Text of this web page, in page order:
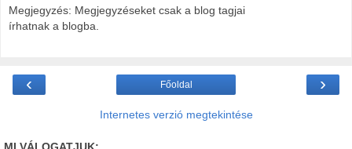
Megjegyzés: Megjegyzéseket csak a blog tagjai
írhatnak a blogba.
‹ ›
Főoldal
Internetes verzió megtekintése
MI VÁLOGATJUK: